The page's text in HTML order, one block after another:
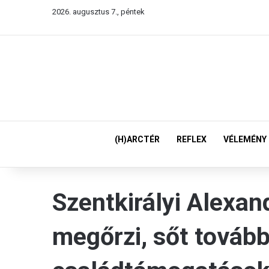
2026. augusztus 7., péntek
(H)ARCTÉR REFLEX VÉLEMÉNY
Szentkirályi
megőrzi, sőt